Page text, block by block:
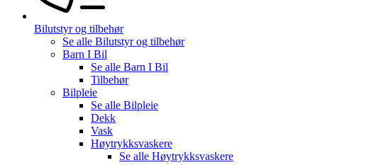
Bilutstyr og tilbehør
Se alle Bilutstyr og tilbehør
Barn I Bil
Se alle Barn I Bil
Tilbehør
Bilpleie
Se alle Bilpleie
Dekk
Vask
Høytrykksvaskere
Se alle Høytrykksvaskere